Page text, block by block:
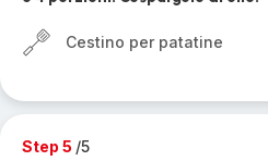
Cestino per patatine
Step 5 /5